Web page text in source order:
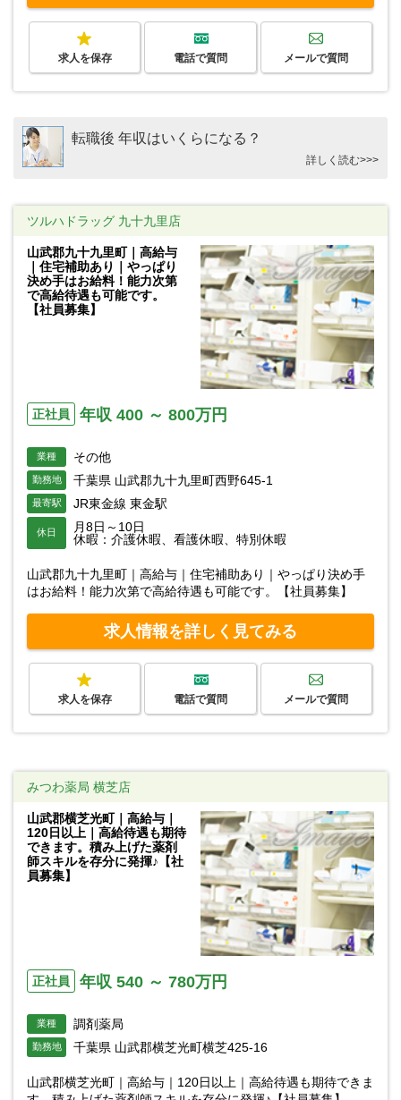
求人を保存 電話で質問 メールで質問
転職後 年収はいくらになる？
詳しく読む>>>
ツルハドラッグ 九十九里店
山武郡九十九里町｜高給与
｜住宅補助あり｜やっぱり
決め手はお給料！能力次第
で高給待遇も可能です。
【社員募集】
正社員 年収 400 ～ 800万円
業種 その他
勤務地 千葉県 山武郡九十九里町西野645-1
最寄駅 JR東金線 東金駅
休日
月8日～10日
休暇：介護休暇、看護休暇、特別休暇
山武郡九十九里町｜高給与｜住宅補助あり｜やっぱり決め手
はお給料！能力次第で高給待遇も可能です。【社員募集】
求人情報を詳しく見てみる
求人を保存 電話で質問 メールで質問
みつわ薬局 横芝店
山武郡横芝光町｜高給与｜
120日以上｜高給待遇も期待
できます。積み上げた薬剤
師スキルを存分に発揮♪【社
員募集】
正社員 年収 540 ～ 780万円
業種 調剤薬局
勤務地 千葉県 山武郡横芝光町横芝425-16
山武郡横芝光町｜高給与｜120日以上｜高給待遇も期待できま